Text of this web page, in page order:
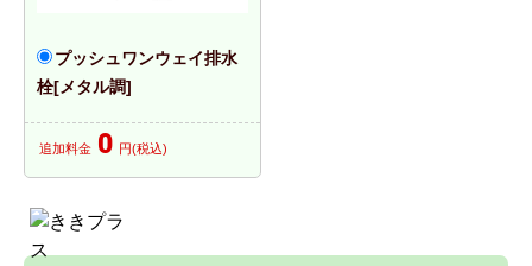
プッシュワンウェイ排水
栓[メタル調]
追加料金 0 円(税込)